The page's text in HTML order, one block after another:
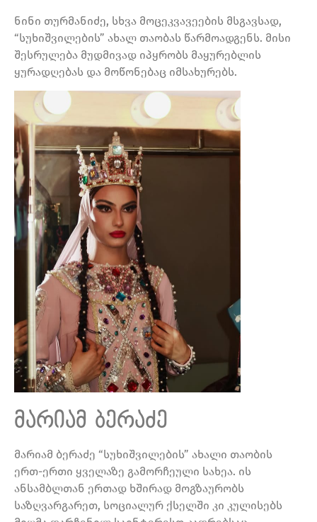
ნინი თურმანიძე, სხვა მოცეკვავეების მსგავსად,
“სუხიშვილების” ახალ თაობას წარმოადგენს. მისი
შესრულება მუდმივად იპყრობს მაყურებლის
ყურადღებას და მოწონებაც იმსახურებს.
მარიამ ბერაძე
მარიამ ბერაძე “სუხიშვილების” ახალი თაობის
ერთ-ერთი ყველაზე გამორჩეული სახეა. ის
ანსამბლთან ერთად ხშირად მოგზაურობს
საზღვარგარეთ, სოციალურ ქსელში კი კულისებს